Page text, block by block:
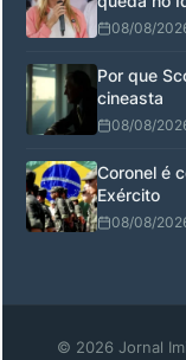
08/08/
Por que
cineasta
08/08/
Coronel é
Exército
08/08/
© 2026 Jornal